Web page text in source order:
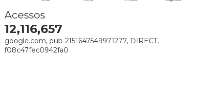
Acessos
12,116,657
google.com, pub-2151647549971277, DIRECT,
f08c47fec0942fa0